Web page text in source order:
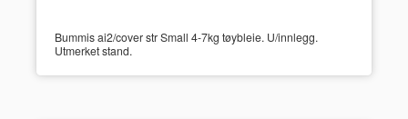
Bummis ai2/cover str Small 4-7kg tøybleie. U/innlegg.
Utmerket stand.